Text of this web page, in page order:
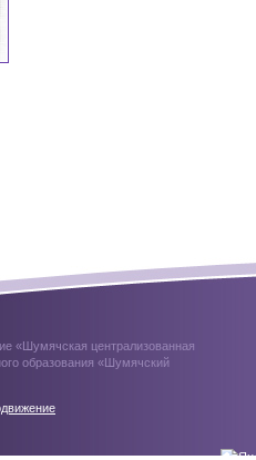
«Шумячская централизованная
образования «Шумячский